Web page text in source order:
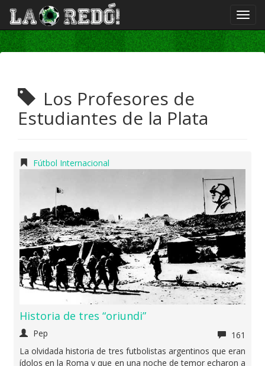
Los Profesores de
Estudiantes de la Plata
Fútbol Internacional
Historia de tres “oriundi”
Pep
161
La olvidada historia de tres futbolistas argentinos que eran
ídolos en la Roma y que en una noche de temor echaron a